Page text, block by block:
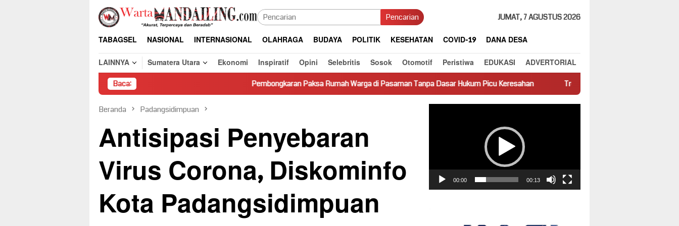
Loncat
konten
Pencarian JUMAT, 7 AGUSTUS 2026
TABAGSEL NASIONAL INTERNASIONAL OLAHRAGA BUDAYA POLITIK KESEHATAN COVID-19
DANA DESA
LAINNYA
Sumatera Utara Ekonomi Inspiratif Opini Selebritis Sosok Otomotif Peristiwa EDUKASI ADVERTORIAL
Baca: Pembongkaran Paksa Rumah Warga di Pasaman Tanpa Dasar Hukum Picu Keresahan Truk Miring Hambat Arus Lalu Lintas di Jalan Panti–Simpang
Beranda Padangsidimpuan
Antisipasi Penyebaran
Virus Corona, Diskominfo
Kota Padangsidimpuan
00:00 00:13